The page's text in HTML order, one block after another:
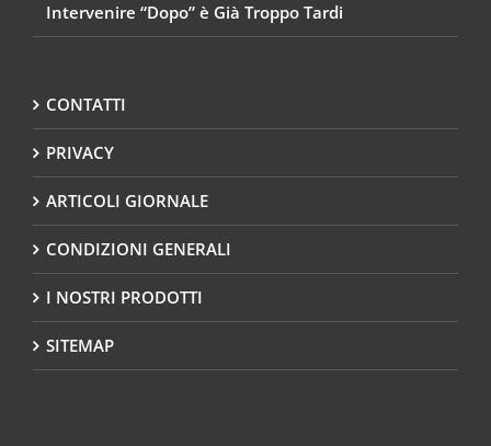
Intervenire “Dopo” è Già Troppo Tardi
CONTATTI
PRIVACY
ARTICOLI GIORNALE
CONDIZIONI GENERALI
I NOSTRI PRODOTTI
SITEMAP